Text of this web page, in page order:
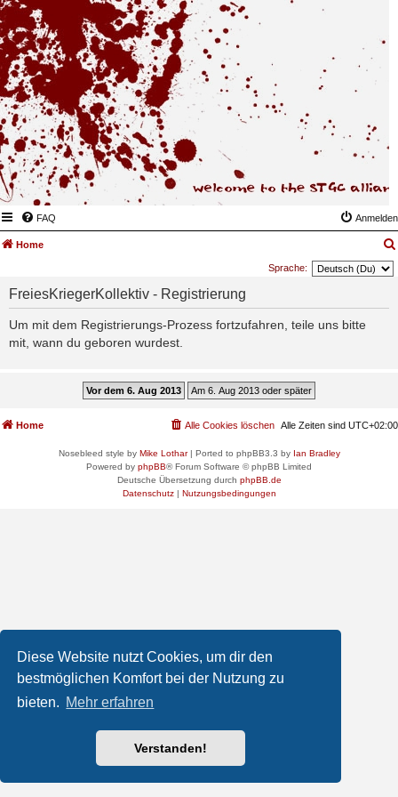
Diese Website nutzt Cookies, um dir den
bestmöglichen Komfort bei der Nutzung zu
bieten. Mehr erfahren
Verstanden!
FAQ Anmelden
Home
Sprache:
FreiesKriegerKollektiv - Registrierung
Um mit dem Registrierungs-Prozess fortzufahren, teile uns bitte
mit, wann du geboren wurdest.
Home Alle Zeiten sind UTC+02:00
Alle Cookies löschen
Nosebleed style by Mike Lothar| Ported to phpBB3.3 by Ian Bradley
Powered by phpBB® Forum Software © phpBB Limited
Deutsche Übersetzung durch phpBB.de
Datenschutz| Nutzungsbedingungen